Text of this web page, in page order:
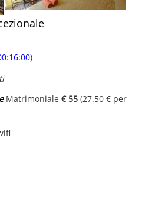
Matrimoniale € 55 (27.50 € per